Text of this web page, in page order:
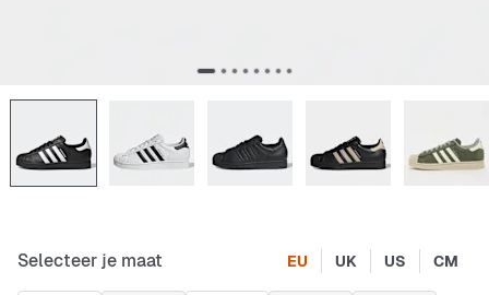
Selecteer je maat EU UK US CM